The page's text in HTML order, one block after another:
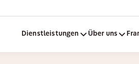
Dienstleistungen Über uns